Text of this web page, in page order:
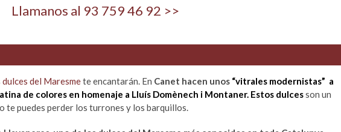
Llamanos al 93 759 46 92 >>
dulces del Maresmete encantarán. En Canet hacen unos “vitrales modernistas” a
de colores en homenaje a Lluís Domènech i Montaner. Estos dulcesson un
te puedes perder los turrones y los barquillos.